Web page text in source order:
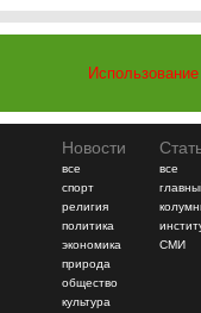
Новости
все
спорт
религия
политика
экономика
природа
общество
культура
все
СМИ